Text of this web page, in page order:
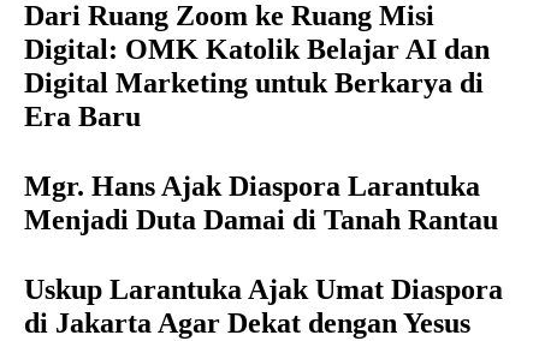
Dari Ruang Zoom ke Ruang Misi
Digital: OMK Katolik Belajar AI dan
Digital Marketing untuk Berkarya di
Era Baru
Mgr. Hans Ajak Diaspora Larantuka
Menjadi Duta Damai di Tanah Rantau
Uskup Larantuka Ajak Umat Diaspora
di Jakarta Agar Dekat dengan Yesus